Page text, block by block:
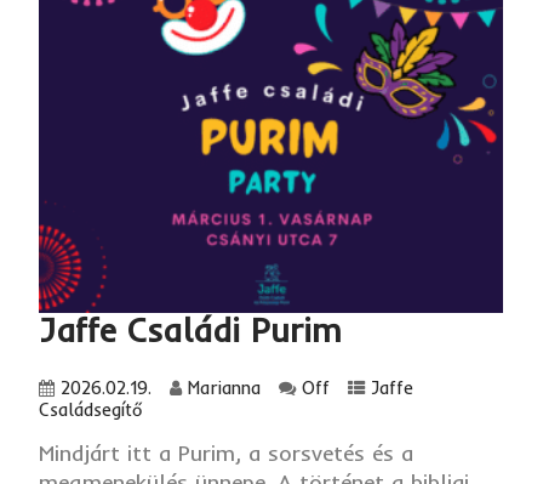
Jaffe Családi Purim
2026.02.19. Marianna Off
Jaffe
Családsegítő
Mindjárt itt a Purim, a sorsvetés és a